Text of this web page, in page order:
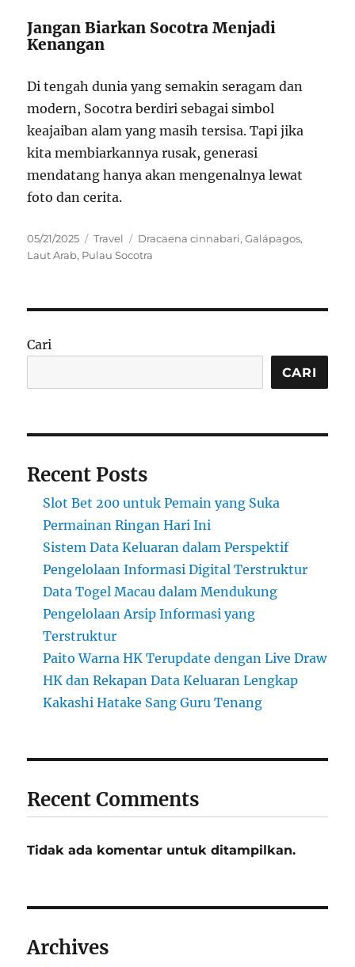
Jangan Biarkan Socotra Menjadi
Kenangan
Di tengah dunia yang semakin seragam dan
modern, Socotra berdiri sebagai simbol
keajaiban alam yang masih tersisa. Tapi jika
kita membiarkannya rusak, generasi
mendatang hanya akan mengenalnya lewat
foto dan cerita.
Posted
on
05/21/2025 Categories
Travel Tags
Dracaena cinnabari,Galápagos,
Laut Arab, Pulau Socotra
Cari
CARI
Recent Posts
Slot Bet 200 untuk Pemain yang Suka
Permainan Ringan Hari Ini
Sistem Data Keluaran dalam Perspektif
Pengelolaan Informasi Digital Terstruktur
Data Togel Macau dalam Mendukung
Pengelolaan Arsip Informasi yang
Terstruktur
Paito Warna HK Terupdate dengan Live Draw
HK dan Rekapan Data Keluaran Lengkap
Kakashi Hatake Sang Guru Tenang
Recent Comments
Tidak ada komentar untuk ditampilkan.
Archives